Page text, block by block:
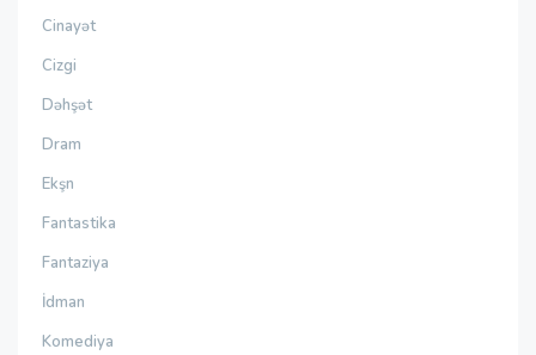
Cinayət
Cizgi
Dəhşət
Dram
Ekşn
Fantastika
Fantaziya
İdman
Komediya